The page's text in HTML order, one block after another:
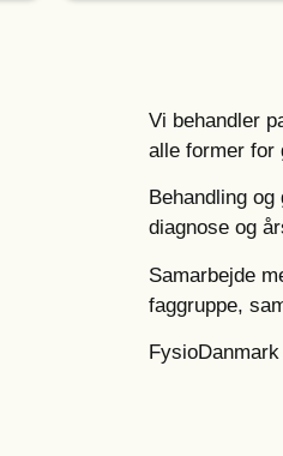
Vi behandler
alle former for
Behandling
diagnose og
Samarbejde
faggruppe,